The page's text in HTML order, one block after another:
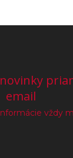
email
vždy